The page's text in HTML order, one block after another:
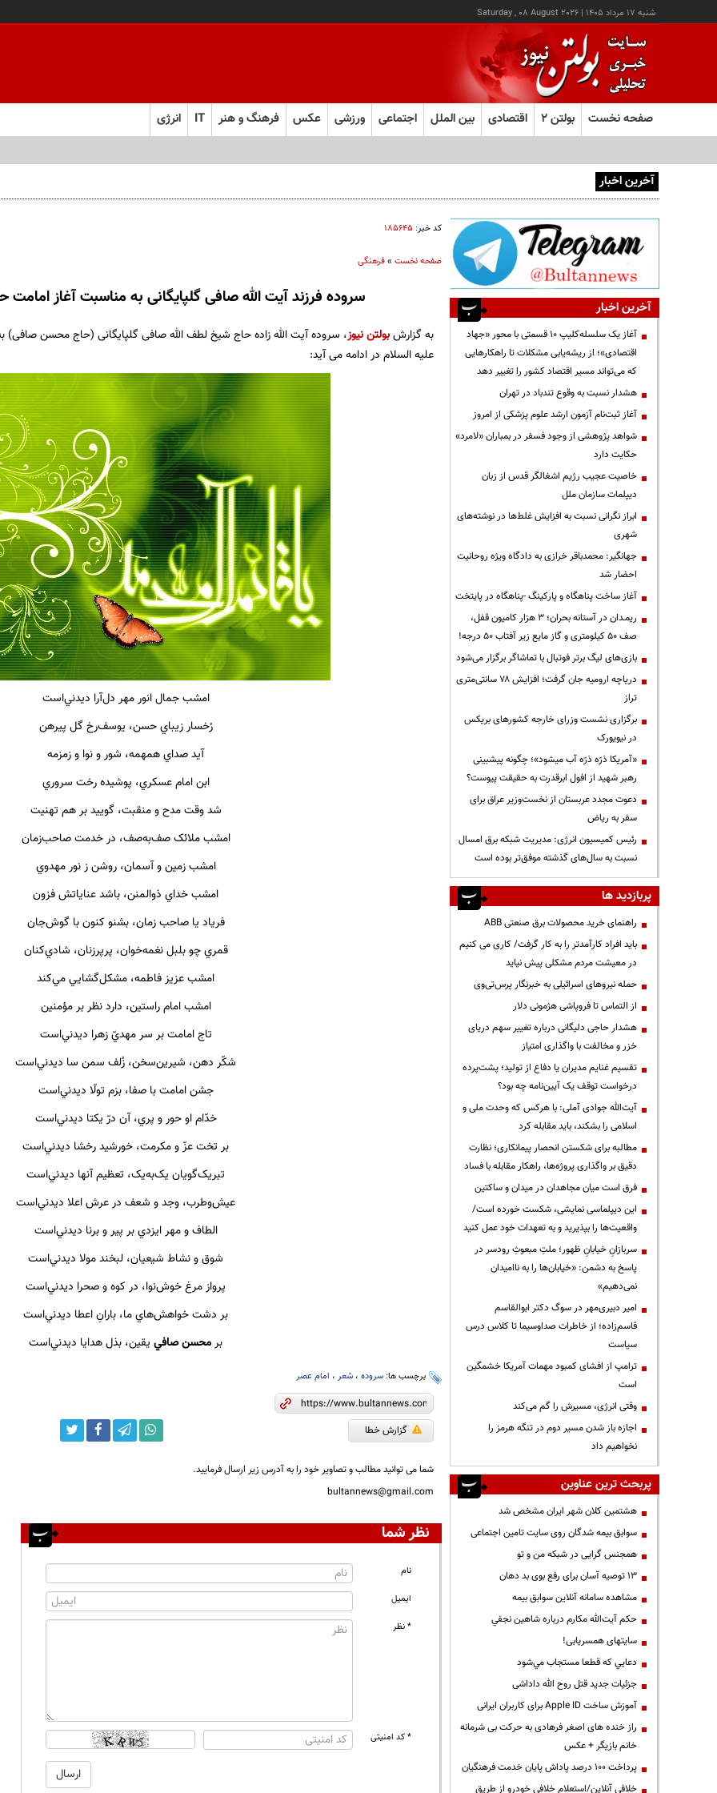
شنبه ۱۷ مرداد ۱۴۰۵ |
Saturday , 08 August 2026
صفحه نخست بولتن ۲ اقتصادی بین الملل اجتماعی ورزشی عکس فرهنگ و هنر IT انرژی
آخرین اخبار
کد خبر: ۱۸۵۶۴۵
صفحه نخست»فرهنگی
سروده فرزند آيت الله صافی گلپایگانی به مناسبت آغاز
به گزارشبولتن نیوز، سروده آيت الله زاده حاج شیخ لطف الله صافی گلپایگانی (حاج محسن
علیه السلام در ادامه می آید:
امشب جمال انور مهر دل‌آرا ديدني‌است
رُخسار زيباي حسن، يوسف‌رخ گل پيرهن
آيد صداي همهمه، ‌شور و نوا و زمزمه
ابن امام عسکري،‌ پوشيده رخت سروري
شد وقت مدح و منقبت، گویيد بر هم تهنيت
امشب ملائک صف‌به‌صف،‌ در خدمت صاحب‌زمان
امشب زمين و آسمان، ‌روشن ز نور مهدوي
امشب خداي ذوالمنن، ‌باشد عناياتش فزون
فرياد‌ يا‌ صاحب زمان، بشنو کنون با گوش‌جان
قمري ‌چو بلبل نغمه‌‌خوان، پرپرزنان، شادي‌کنان
امشب عزيز فاطمه، مشکل‌گشایي مي‌کند
امشب امام راستين، دارد نظر بر مؤمنين
تاج امامت بر سر مهديّ زهرا ديدني‌ا‌ست
شکّر دهن، شيرين‌سخن، زُلف سمن سا ديدني‌است
جشن امامت با صفا، ‌بزم تولّا ديدني‌است
خدّام او حور و پري،‌ آن درّ يکتا ديدني‌است
بر‌ تخت عزّ و ‌مکرمت، خورشيد رخشا ديدني‌است
تبريک‌گويان يک‌به‌يک، تعظيم آنها ديدني‌است
عيش‌وطرب،‌ وجد و شعف در ‌عرش اعلا ديدني‌است
الطاف و مهر ايزدي بر پير و برنا ديدني‌است
شوق و نشاط شيعيان،‌ لبخند مولا ديدني‌است
پرواز مرغ خوش‌نوا، در کوه و صحرا ديدني‌است
بر دشت خواهش‌هاي ما، بارانِ اعطا ديدني‌است
برمحسن صافييقين، ‌بذل هدايا ديدني‌است
برچسب ها: سروده، شعر، امام عصر
گزارش خطا
شما می توانید مطالب و تصاویر خود را به آدرس زیر ارسال فرمایید.
bultannews@gmail.com
نظر شما
نام
ایمیل
* نظر
* کد امنیتی
آخرین اخبار
آغاز یک سلسله‌کلیپ ۱۰ قسمتی با محور «جهاد
اقتصادی»؛ از ریشه‌یابی مشکلات تا راهکارهایی
که می‌تواند مسیر اقتصاد کشور را تغییر دهد
هشدار نسبت به وقوع تندباد در تهران
آغاز ثبت‌نام آزمون ارشد علوم پزشکی از امروز
شواهد پژوهشی از وجود فسفر در بمباران «لامرد»
حکایت دارد
خاصیت عجیب رژیم اشغالگر قدس از زبان
دیپلمات سازمان ملل
ابراز نگرانی نسبت به افزایش غلط‌ها در نوشته‌های
شهری
جهانگیر: محمدباقر خرازی به دادگاه ویژه روحانیت
احضار شد
آغاز ساخت پناهگاه و پارکینگ -پناهگاه در پایتخت
ریمـدان در آستانه بحران؛ ۳ هزار کامیون قفل،
صف ۵۰ کیلومتری و گاز مایع زیر آفتاب ۵۰ درجه!
بازی‌های لیگ برتر فوتبال با تماشاگر برگزار می‌شود
دریاچه ارومیه جان گرفت؛ افزایش ۷۸ سانتی‌متری
تراز
برگزاری نشست وزرای خارجه کشورهای بریکس
در نیویورک
«آمریکا ذرّه ذرّه آب میشود»؛ چگونه پیشبینی
رهبر شهید از افول ابرقدرت به حقیقت پیوست؟
دعوت مجدد عربستان از نخست‌وزیر عراق برای
سفر به ریاض
رئیس کمیسیون انرژی: مدیریت شبکه برق امسال
نسبت به سال‌های گذشته موفق‌تر بوده است
پربازدید ها
راهنمای خرید محصولات برق صنعتی ABB
باید افراد کارآمدتر را به کار گرفت/ کاری می کنیم
در معیشت مردم مشکلی پیش نیاید
حمله نیروهای اسرائیلی به خبرنگار پرس‌تی‌وی
از التماس تا فروپاشی هژمونی دلار
هشدار حاجی دلیگانی درباره تغییر سهم دریای
خزر و مخالفت با واگذاری امتیاز
تقسیم غنایم مدیران یا دفاع از تولید؛ پشت‌پرده
درخواست توقف یک آیین‌نامه چه بود؟
آیت‌الله جوادی آملی: با هرکس که وحدت ملی و
اسلامی را بشکند، باید مقابله کرد
مطالبه برای شکستن انحصار پیمانکاری؛ نظارت
دقیق بر واگذاری پروژه‌ها، راهکار مقابله با فساد
فرق است میان مجاهدان در میدان و ساکتین
این دیپلماسی نمایشی، شکست خورده است/
واقعیت‌ها را بپذیرید و به تعهدات خود عمل کنید
سربازانِ خیابانِ ظهور؛ ملتِ مبعوثِ رودسر در
پاسخ به دشمن: «خیابان‌ها را به ناامیدان
نمی‌دهیم»
امیر دبیری‌مهر در سوگ دکتر ابوالقاسم
قاسم‌زاده؛ از خاطرات صداوسیما تا کلاس درس
سیاست
ترامپ از افشای کمبود مهمات آمریکا خشمگین
است
وقتی انرژی، مسیرش را گم می‌کند
اجازه باز شدن مسیر دوم در تنگه هرمز را
نخواهیم داد
پربحث ترین عناوین
هشتمین کلان شهر ایران مشخص شد
سوابق بیمه شدگان روی سایت تامین اجتماعی
همجنس گرایی در شبکه من و تو
13 توصیه آسان برای رفع بوی بد دهان
مشاهده سامانه آنلاين سوابق بیمه
حكم آيت‌الله مكارم درباره شاهين نجفي
سایتهای همسریابی!
دعايي كه قطعا مستجاب مي‌شود
جزئیات جدید قتل روح الله داداشی
آموزش ساخت Apple ID برای کاربران ایرانی
راز خنده های اصغر فرهادی به حرکت بی شرمانه
خانم بازیگر + عکس
پرداخت ۱۰۰ درصد پاداش پایان خدمت فرهنگیان
خلافی آنلاین/استعلام خلافی خودرو از طریق